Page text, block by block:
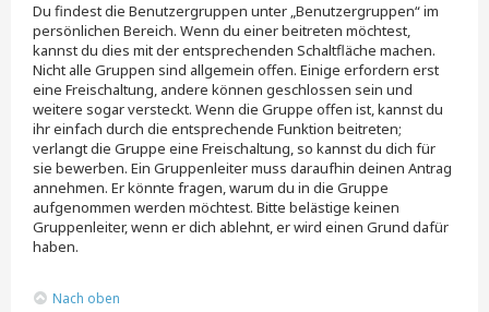
Du findest die Benutzergruppen unter „Benutzergruppen“ im
persönlichen Bereich. Wenn du einer beitreten möchtest,
kannst du dies mit der entsprechenden Schaltfläche machen.
Nicht alle Gruppen sind allgemein offen. Einige erfordern erst
eine Freischaltung, andere können geschlossen sein und
weitere sogar versteckt. Wenn die Gruppe offen ist, kannst du
ihr einfach durch die entsprechende Funktion beitreten;
verlangt die Gruppe eine Freischaltung, so kannst du dich für
sie bewerben. Ein Gruppenleiter muss daraufhin deinen Antrag
annehmen. Er könnte fragen, warum du in die Gruppe
aufgenommen werden möchtest. Bitte belästige keinen
Gruppenleiter, wenn er dich ablehnt, er wird einen Grund dafür
haben.
Nach oben